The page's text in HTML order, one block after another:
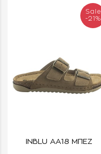
Sale
-21%
INBLU AA18 ΜΠΕΖ